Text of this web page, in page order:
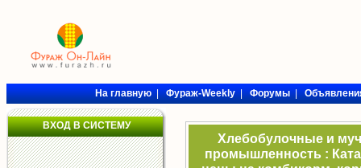
На главную|Фураж-Weekly|Форумы|
ВХОД В СИСТЕМУ
Хлебобулочные и
промышленность :